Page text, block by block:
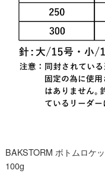
BAKSTORM ボトムロケ
100g